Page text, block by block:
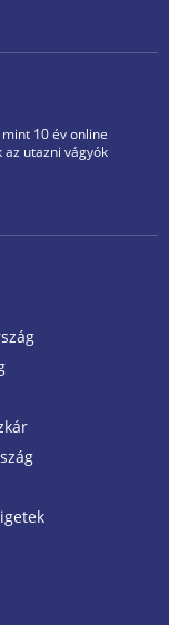
10 év online
utazni vágyók